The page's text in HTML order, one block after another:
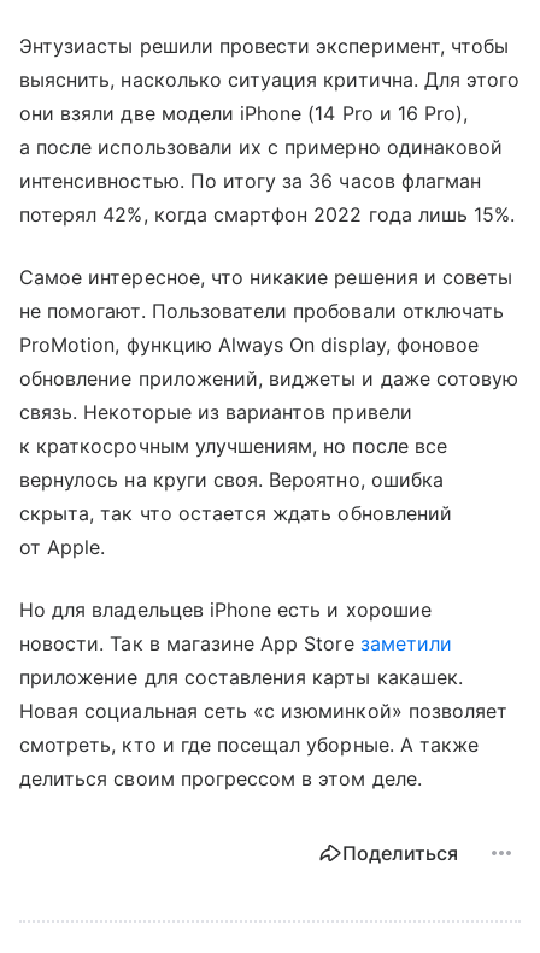
Энтузиасты решили провести эксперимент, чтобы
выяснить, насколько ситуация критична. Для этого
они взяли две модели iPhone (14 Pro и 16 Pro),
а после использовали их с примерно одинаковой
интенсивностью. По итогу за 36 часов флагман
потерял 42%, когда смартфон 2022 года лишь 15%.
Самое интересное, что никакие решения и советы
не помогают. Пользователи пробовали отключать
ProMotion, функцию Always On display, фоновое
обновление приложений, виджеты и даже сотовую
связь. Некоторые из вариантов привели
к краткосрочным улучшениям, но после все
вернулось на круги своя. Вероятно, ошибка
скрыта, так что остается ждать обновлений
от Apple.
Но для владельцев iPhone есть и хорошие
новости. Так в магазине App Store заметили
приложение для составления карты какашек.
Новая социальная сеть «с изюминкой» позволяет
смотреть, кто и где посещал уборные. А также
делиться своим прогрессом в этом деле.
Поделиться